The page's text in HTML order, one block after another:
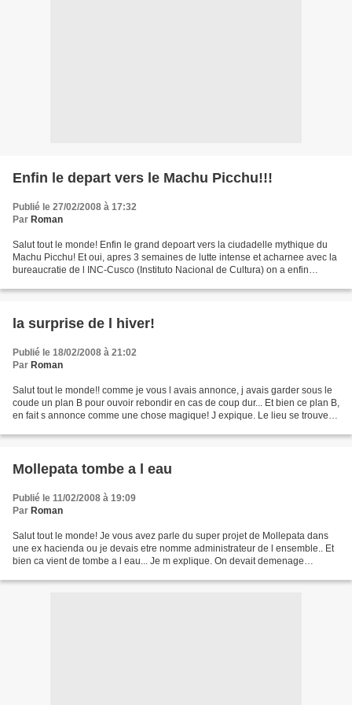
Enfin le depart vers le Machu Picchu!!!
Publié le 27/02/2008 à 17:32
Par Roman
Salut tout le monde! Enfin le grand depoart vers la ciudadelle mythique du
Machu Picchu! Et oui, apres 3 semaines de lutte intense et acharnee avec la
bureaucratie de l INC-Cusco (Instituto Nacional de Cultura) on a enfin
la surprise de l hiver!
Publié le 18/02/2008 à 21:02
Par Roman
Salut tout le monde!! comme je vous l avais annonce, j avais garder sous le
coude un plan B pour ouvoir rebondir en cas de coup dur... Et bien ce plan B,
en fait s annonce comme une chose magique! J expique. Le lieu se trouve
Mollepata tombe a l eau
Publié le 11/02/2008 à 19:09
Par Roman
Salut tout le monde! Je vous avez parle du super projet de Mollepata dans
une ex hacienda ou je devais etre nomme administrateur de l ensemble.. Et
bien ca vient de tombe a l eau... Je m explique. On devait demenage